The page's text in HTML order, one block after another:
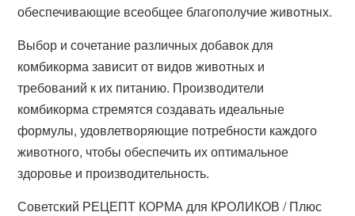
обеспечивающие всеобщее благополучие животных.
Выбор и сочетание различных добавок для
комбикорма зависит от видов животных и
требований к их питанию. Производители
комбикорма стремятся создавать идеальные
формулы, удовлетворяющие потребности каждого
животного, чтобы обеспечить их оптимальное
здоровье и производительность.
Советский РЕЦЕПТ КОРМА для КРОЛИКОВ / Плюс